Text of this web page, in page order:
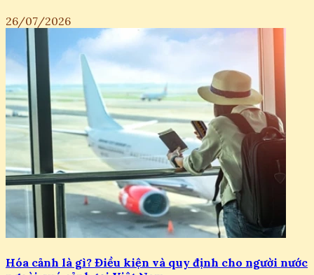
26/07/2026
Hóa cảnh là gì? Điều kiện và quy định cho người nước